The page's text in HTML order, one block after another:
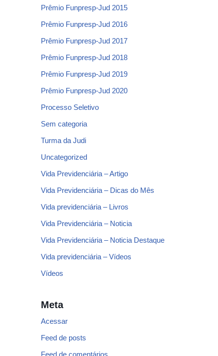
Prêmio Funpresp-Jud 2015
Prêmio Funpresp-Jud 2016
Prêmio Funpresp-Jud 2017
Prêmio Funpresp-Jud 2018
Prêmio Funpresp-Jud 2019
Prêmio Funpresp-Jud 2020
Processo Seletivo
Sem categoria
Turma da Judi
Uncategorized
Vida Previdenciária – Artigo
Vida Previdenciária – Dicas do Mês
Vida previdenciária – Livros
Vida Previdenciária – Noticia
Vida Previdenciária – Noticia Destaque
Vida previdenciária – Vídeos
Vídeos
Meta
Acessar
Feed de posts
Feed de comentários